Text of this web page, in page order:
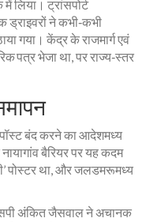
लिया। ट्रांसपोर्ट
ड्राइवरों ने कभी‑कभी
गया। केंद्र के राजमार्ग एवं
पत्र भेजा था, पर राज्य‑स्तर
बंद करने का आदेशमध्य
बैरियर पर यह कदम
पोस्टर था, और जलडमरूमध्य
अंकित जैसवालने अचानक